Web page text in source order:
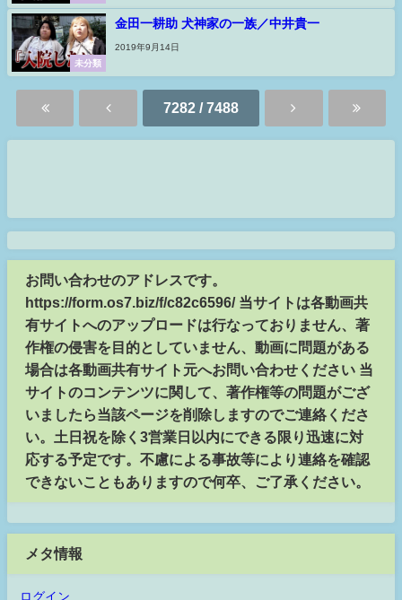
未分類
金田一耕助 犬神家の一族／中井貴一
2019年9月14日
7282 / 7488
お問い合わせのアドレスです。
https://form.os7.biz/f/c82c6596/ 当サイトは各動画共
有サイトへのアップロードは行なっておりません、著
作権の侵害を目的としていません、動画に問題がある
場合は各動画共有サイト元へお問い合わせください 当
サイトのコンテンツに関して、著作権等の問題がござ
いましたら当該ページを削除しますのでご連絡くださ
い。土日祝を除く3営業日以内にできる限り迅速に対
応する予定です。不慮による事故等により連絡を確認
できないこともありますので何卒、ご了承ください。
メタ情報
ログイン